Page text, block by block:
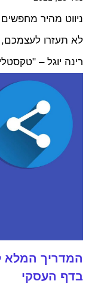
ניווט מהיר
לא תעזרו
רינה יוגל –
המדריך המלא
בדף העסקי